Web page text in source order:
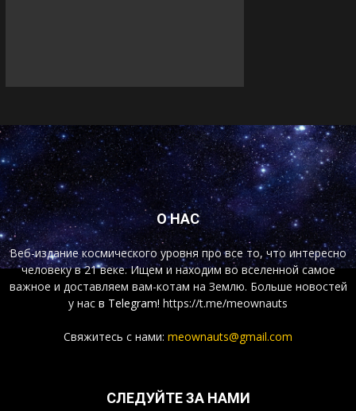
О НАС
Веб-издание космического уровня про все то, что интересно
человеку в 21 веке. Ищем и находим во вселенной самое
важное и доставляем вам-котам на Землю. Больше новостей
у нас в Telegram! https://t.me/meownauts
Свяжитесь с нами: meownauts@gmail.com
СЛЕДУЙТЕ ЗА НАМИ